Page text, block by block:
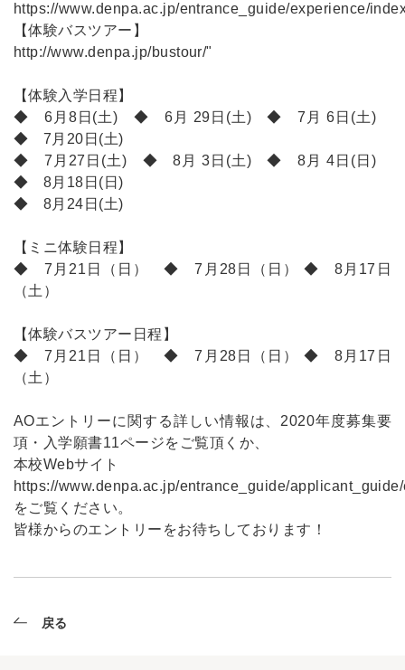
https://www.denpa.ac.jp/entrance_guide/experience/
【体験バスツアー】
http://www.denpa.jp/bustour/"
【体験入学日程】
◆ 6月8日(土) ◆ 6月 29日(土) ◆ 7月 6日(土)
◆ 7月20日(土)
◆ 7月27日(土) ◆ 8月 3日(土) ◆ 8月 4日(日)
◆ 8月18日(日)
◆ 8月24日(土)
【ミニ体験日程】
◆ 7月21日（日） ◆ 7月28日（日） ◆ 8月17日
（土）
【体験バスツアー日程】
◆ 7月21日（日） ◆ 7月28日（日） ◆ 8月17日
（土）
AOエントリーに関する詳しい情報は、2020年度募集要
項・入学願書11ページをご覧頂くか、
本校Webサイト
https://www.denpa.ac.jp/entrance_guide/
をご覧ください。
皆様からのエントリーをお待ちしております！
戻る